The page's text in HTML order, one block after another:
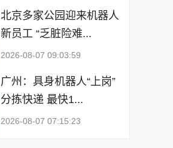
北京多家公园迎来机器人
新员工 “乏脏险难...
2026-08-07 09:03:59
广州：具身机器人“上岗”
分拣快递 最快1...
2026-08-07 07:15:23